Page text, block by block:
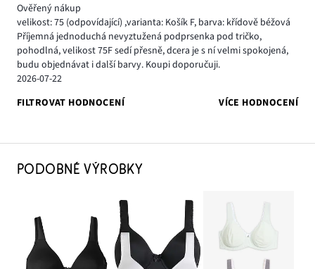
Ověřený nákup
velikost: 75 (odpovídající) ,varianta: Košík F, barva: křídově béžová
Příjemná jednoduchá nevyztužená podprsenka pod tričko,
pohodlná, velikost 75F sedí přesně, dcera je s ní velmi spokojená,
budu objednávat i další barvy. Koupi doporučuji.
2026-07-22
FILTROVAT HODNOCENÍ
VÍCE HODNOCENÍ
PODOBNÉ VÝROBKY